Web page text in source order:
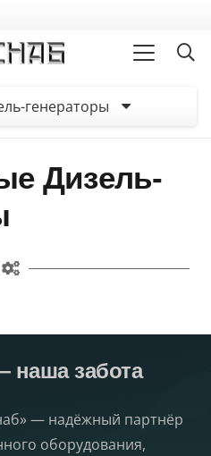
генераторы
Дизель-
забота
— надёжный партнёр
оборудования,